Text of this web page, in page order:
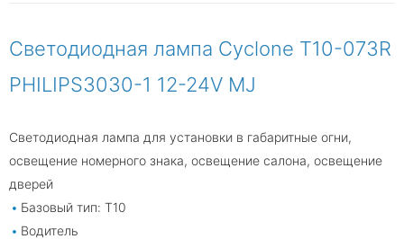
Светодиодная лампа Cyclone T10-073R
PHILIPS3030-1 12-24V MJ
Светодиодная лампа для установки в габаритные огни,
освещение номерного знака, освещение салона, освещение
дверей
Базовый тип: Т10
Водитель